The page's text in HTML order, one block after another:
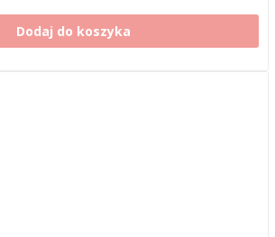
Dodaj do koszyka